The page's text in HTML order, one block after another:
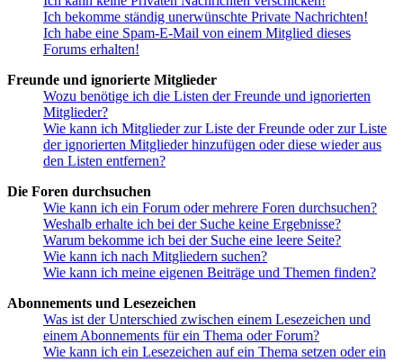
Ich bekomme ständig unerwünschte Private Nachrichten!
Ich habe eine Spam-E-Mail von einem Mitglied dieses
Forums erhalten!
Freunde und ignorierte Mitglieder
Wozu benötige ich die Listen der Freunde und ignorierten
Mitglieder?
Wie kann ich Mitglieder zur Liste der Freunde oder zur Liste
der ignorierten Mitglieder hinzufügen oder diese wieder aus
den Listen entfernen?
Die Foren durchsuchen
Wie kann ich ein Forum oder mehrere Foren durchsuchen?
Weshalb erhalte ich bei der Suche keine Ergebnisse?
Warum bekomme ich bei der Suche eine leere Seite?
Wie kann ich nach Mitgliedern suchen?
Wie kann ich meine eigenen Beiträge und Themen finden?
Abonnements und Lesezeichen
Was ist der Unterschied zwischen einem Lesezeichen und
einem Abonnements für ein Thema oder Forum?
Wie kann ich ein Lesezeichen auf ein Thema setzen oder ein